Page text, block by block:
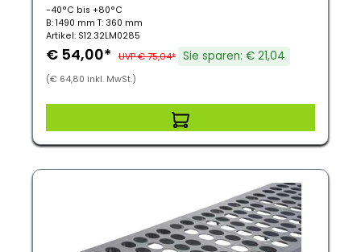
-40°C bis +80°C
B: 1490 mm T: 360 mm
Artikel: S12.32LM0285
€ 54,00* UVP € 75,04* Sie sparen: € 21,04
(€ 64,80 inkl. MwSt.)